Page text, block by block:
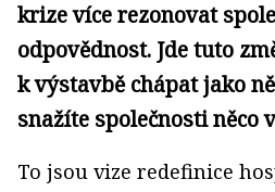
krize více rezonovat
odpovědnost. Jde tuto
k výstavbě chápat jako
snažíte společnosti něco
To jsou vize redefinice